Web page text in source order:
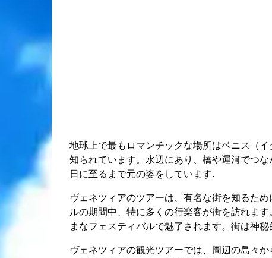
地球上で最もロマンチックな場所はベニス（
知られています。水辺にあり、橋や運河でつ
日に至るまで元の姿をしています.
ヴェネツィアのツアーは、有名な街を知るた
ルの期間中、特に多くの行楽客が街を訪れま
まなフェスティバルで魅了されます。街は神
ヴェネツィアの観光ツアーでは、周辺の島々